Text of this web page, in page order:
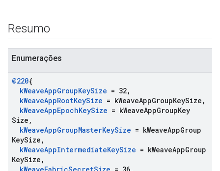
Resumo
Enumerações
@220{
kWeaveAppGroupKeySize = 32,
kWeaveAppRootKeySize = kWeaveAppGroupKeySize ,
kWeaveAppEpochKeySize = kWeaveAppGroupKey
Size ,
kWeaveAppGroupMasterKeySize = kWeaveAppGroup
KeySize ,
kWeaveAppIntermediateKeySize = kWeaveAppGroup
KeySize ,